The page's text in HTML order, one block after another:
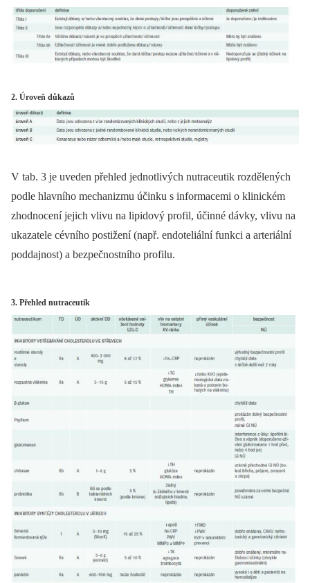
2. Úroveň důkazů
V tab. 3 je uveden přehled jednotlivých nutraceutik rozdělených
podle hlavního mechanizmu účinku s informacemi o klinickém
zhodnocení jejich vlivu na lipidový profil, účinné dávky, vlivu na
ukazatele cévního postižení (např. endoteliální funkci a arteriální
poddajnost) a bezpečnostního profilu.
3. Přehled nutraceutik